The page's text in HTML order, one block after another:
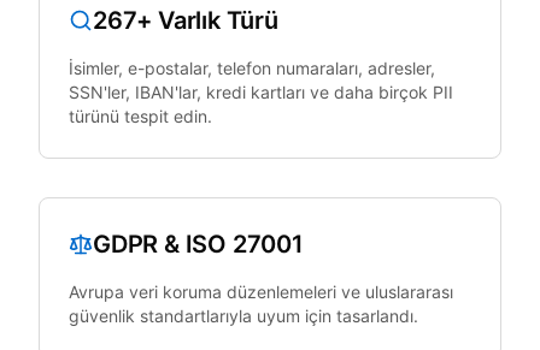
267+ Varlık Türü
İsimler, e-postalar, telefon numaraları, adresler,
SSN'ler, IBAN'lar, kredi kartları ve daha birçok PII
türünü tespit edin.
GDPR & ISO 27001
Avrupa veri koruma düzenlemeleri ve uluslararası
güvenlik standartlarıyla uyum için tasarlandı.